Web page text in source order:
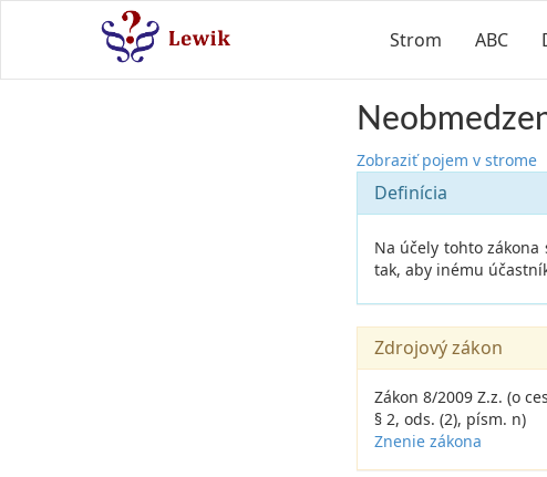
Strom ABC
Zobraziť pojem v strome
Definícia
Na účely tohto
tak, aby inému
Zdrojový zákon
Zákon 8/2009 Z.z. (o
§ 2, ods. (2), písm. n)
Znenie zákona